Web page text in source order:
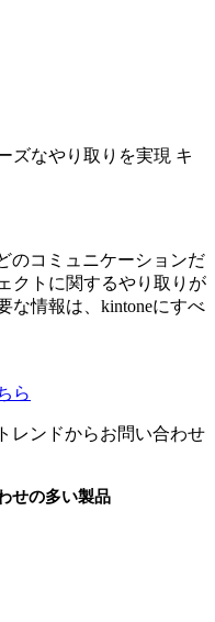
ズなやり取りを実現 キ
のコミュニケーションだ
クトに関するやり取りが
な情報は、kintoneにすべ
ら
レンドからお問い合わせ
せの多い製品